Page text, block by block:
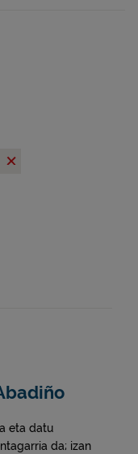
eta datu
da; izan